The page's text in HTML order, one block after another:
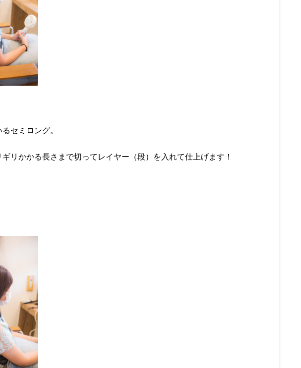
セミロング。
リかかる長さまで切ってレイヤー（段）を入れて仕上げます！